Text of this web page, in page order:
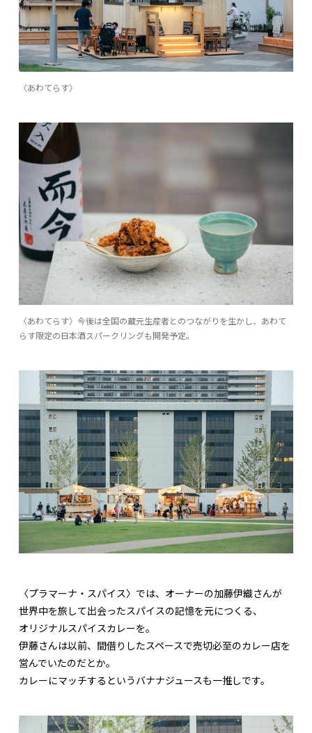
〈あわてらす〉
〈あわてらす〉今後は全国の蔵元生産者とのつながりを生かし、あわて
らす限定の日本酒スパークリングも開発予定。
〈プラマーナ・スパイス〉では、オーナーの加藤伊織さんが
世界中を旅して出会ったスパイスの記憶を元につくる、
オリジナルスパイスカレーを。
伊藤さんは以前、間借りしたスペースで売切必至のカレー店を
営んでいたのだとか。
カレーにマッチするというバナナジュースも一推しです。